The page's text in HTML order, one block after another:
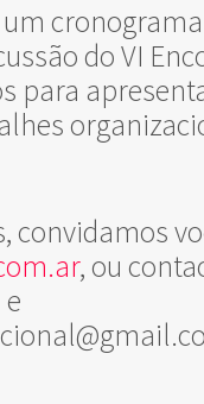
do VI
para
convidamos
, ou
e